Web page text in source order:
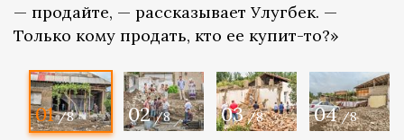
— продайте, — рассказывает Улугбек. —
Только кому продать, кто ее купит-то?»
01 /8 02 /8 03 /8 04 /8